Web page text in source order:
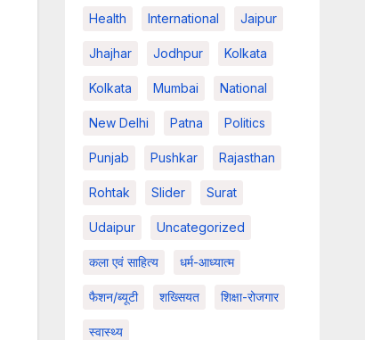
Health International Jaipur
Jhajhar Jodhpur Kolkata
Kolkata Mumbai National
New Delhi Patna Politics
Punjab Pushkar Rajasthan
Rohtak Slider Surat
Udaipur Uncategorized
कला एवं साहित्य धर्म-आध्यात्म
फैशन/ब्यूटी शख्सियत शिक्षा-रोजगार
स्वास्थ्य